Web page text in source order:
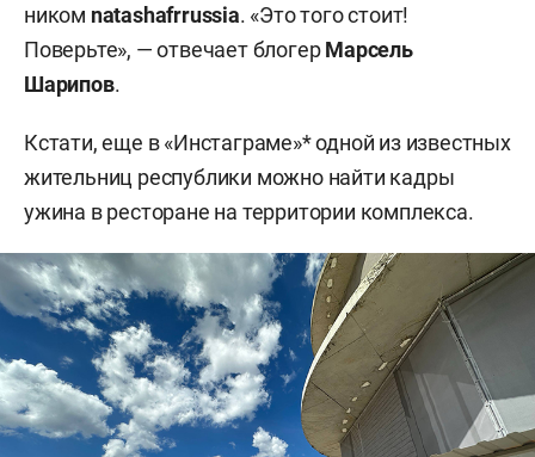
ником natashafrrussia. «Это того стоит!
Поверьте», — отвечает блогерМарсель
Шарипов.
Кстати, еще в «Инстаграме»* одной из известных
жительниц республики можно найти кадры
ужина в ресторане на территории комплекса.